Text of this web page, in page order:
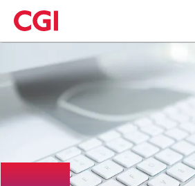
Skip
to
main